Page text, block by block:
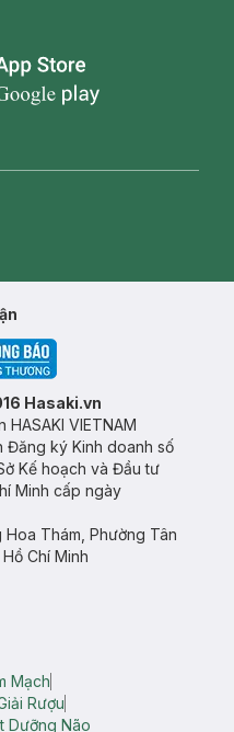
icon
Hasaki.vn
VIETNAM
Đăng ký Kinh doanh số
Kế hoạch và Đầu tư
Minh cấp ngày
Hoa Thám, Phường Tân
Chí Minh
Mạch
Rượu
Dưỡng Não